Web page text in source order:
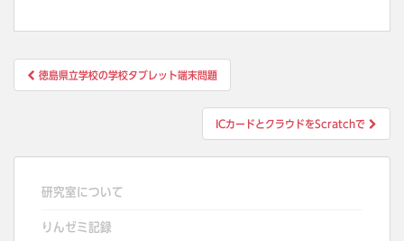
投
稿
ゲ
徳島県立学校の学校タブレット端末問題
ICカードとクラウドをScratchで
研究室について
りんゼミ記録